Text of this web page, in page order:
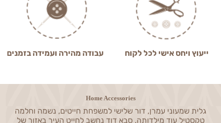
ייעוץ ויחס אישי לכל לקוח עבודה מהירה ועמידה בזמנים
Home Accessories
גלית שמעוני עמרן, דור שלישי למשפחת חייטים, נשמה וחלמה
טקסטיל עוד מילדותה. סבא דוד נחשב לחייט העיר באזור של